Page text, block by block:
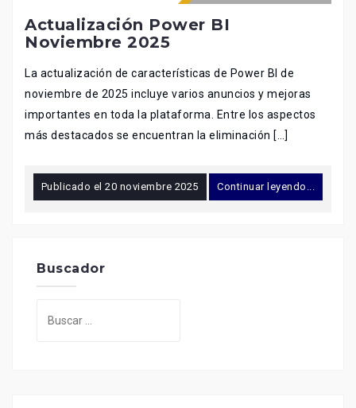
Actualización Power BI
Noviembre 2025
La actualización de características de Power BI de
noviembre de 2025 incluye varios anuncios y mejoras
importantes en toda la plataforma. Entre los aspectos
más destacados se encuentran la eliminación […]
Publicado el20 noviembre 2025 Continuar leyendo...
Buscador